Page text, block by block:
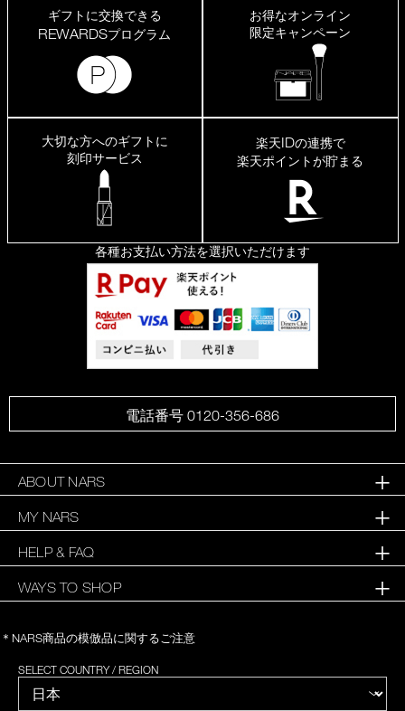
ギフトに交換できる
REWARDSプログラム
お得なオンライン
限定キャンペーン
大切な方へのギフトに
刻印サービス
楽天IDの連携で
楽天ポイントが貯まる
各種お支払い方法を選択いただけます
電話番号 0120-356-686
ABOUT NARS
MY NARS
HELP & FAQ
WAYS TO SHOP
＊NARS商品の模倣品に関するご注意
SELECT COUNTRY / REGION